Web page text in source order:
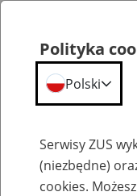
Komunikaty
Polityka
Polski
Serwisy ZUS
(niezbędne)
cookies.